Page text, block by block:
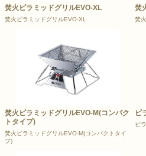
焚火ピラミッドグリルEVO-XL
焚火ピラミッドグリルEVO-XL
焚
焚
焚火ピラミッドグリルEVO-M(コンパク
トタイプ)
焚火ピラミッドグリルEVO-M(コンパクトタイ
プ)
ピ
ピ